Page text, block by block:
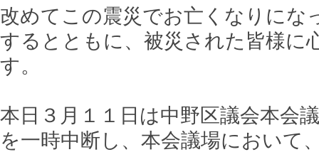
改めてこの震災でお亡くなりにな
するとともに、被災された皆様に
す。
本日３月１１日は中野区議会本会
を一時中断し、本会議場において